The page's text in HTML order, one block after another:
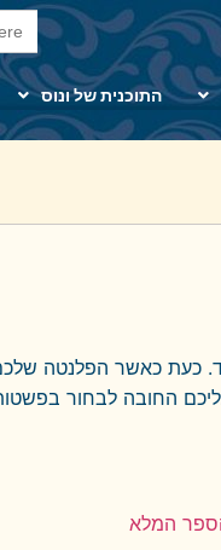
for:
התוכנית של ונוס
כעת כאשר הפלנטה
החובה לבחור
המלא